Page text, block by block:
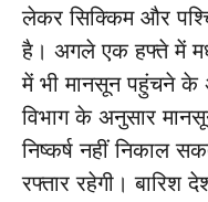
लेकर सिक्किम और
है। अगले एक हफ्ते में
में भी मानसून पहुंचने के
विभाग के अनुसार
निष्कर्ष नहीं निकाल
रफ्तार रहेगी। बारिश